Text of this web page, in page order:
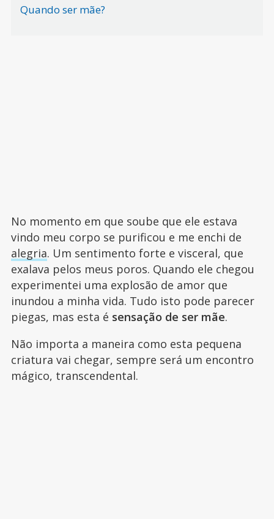
Quando ser mãe?
No momento em que soube que ele estava
vindo meu corpo se purificou e me enchi de
alegria. Um sentimento forte e visceral, que
exalava pelos meus poros. Quando ele chegou
experimentei uma explosão de amor que
inundou a minha vida. Tudo isto pode parecer
piegas, mas esta é sensação de ser mãe.
Não importa a maneira como esta pequena
criatura vai chegar, sempre será um encontro
mágico, transcendental.